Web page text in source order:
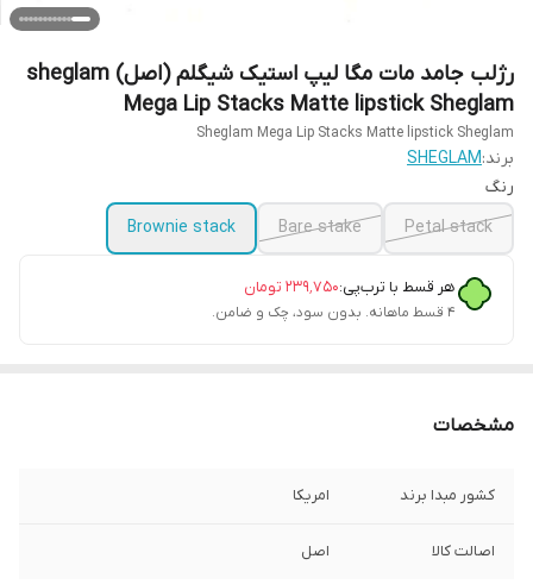
رژلب جامد مات مگا لیپ استیک شیگلم (اصل) sheglam
Mega Lip Stacks Matte lipstick Sheglam
Sheglam Mega Lip Stacks Matte lipstick Sheglam
برند:SHEGLAM
رنگ
Petal stack
Bare stake
Brownie stack
هر قسط با ترب‌پی:۲۳۹٬۷۵۰ تومان
۴ قسط ماهانه. بدون سود، چک و ضامن.
مشخصات
کشور مبدا برند امریکا
اصالت کالا اصل